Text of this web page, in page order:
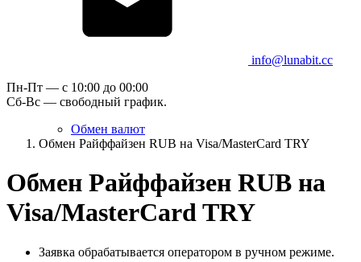
info@lunabit.cc
Пн-Пт — c 10:00 до 00:00
Сб-Вс — свободный график.
Обмен валют
Обмен Райффайзен RUB на Visa/MasterCard TRY
Обмен Райффайзен RUB на
Visa/MasterCard TRY
Заявка обрабатывается оператором в ручном режиме.